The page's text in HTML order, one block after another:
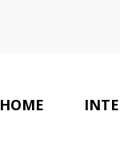
HOME